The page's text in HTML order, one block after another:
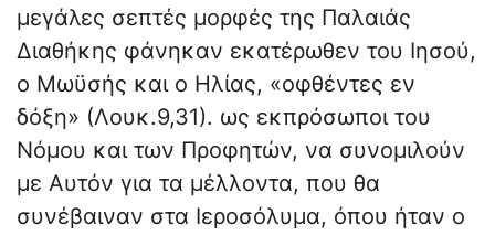
μεγάλες σεπτές μορφές της Παλαιάς
Διαθήκης φάνηκαν εκατέρωθεν του Ιησού,
ο Μωϋσής και ο Ηλίας, «οφθέντες εν
δόξη» (Λουκ.9,31). ως εκπρόσωποι του
Νόμου και των Προφητών, να συνομιλούν
με Αυτόν για τα μέλλοντα, που θα
συνέβαιναν στα Ιεροσόλυμα, όπου ήταν ο